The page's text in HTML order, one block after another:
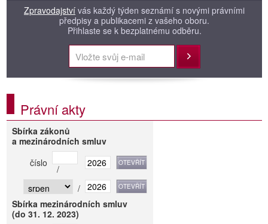
Zpravodajství vás každý týden seznámí s novými právními
předpisy a publikacemi z vašeho oboru.
Přihlaste se k bezplatnému odběru.
Přihlásit
Právní akty
Sbírka zákonů
a mezinárodních smluv
číslo
/
/
Sbírka mezinárodních smluv
(do 31. 12. 2023)